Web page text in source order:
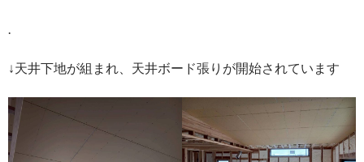
.
↓天井下地が組まれ、天井ボード張りが開始されています